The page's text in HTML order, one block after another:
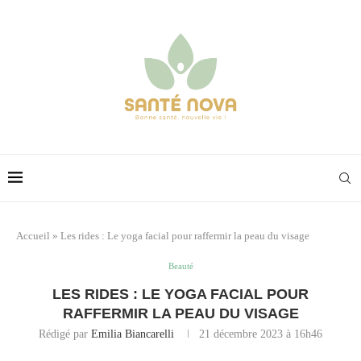
Accueil » Les rides : Le yoga facial pour raffermir la peau du visage
Beauté
LES RIDES : LE YOGA FACIAL POUR
RAFFERMIR LA PEAU DU VISAGE
Rédigé par Emilia Biancarelli 21 décembre 2023 à 16h46